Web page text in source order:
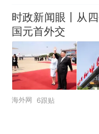
时政新闻眼丨从
国元首外交
海外网 6跟贴